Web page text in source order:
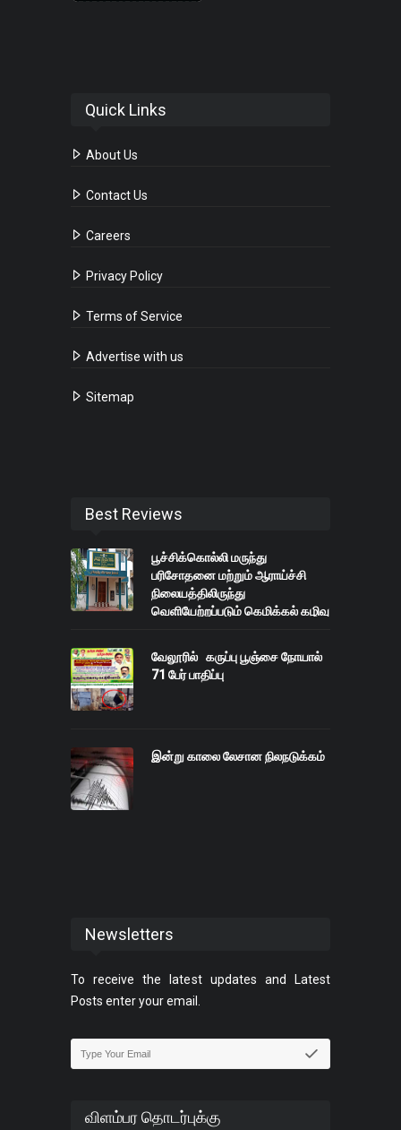
Quick Links
About Us
Contact Us
Careers
Privacy Policy
Terms of Service
Advertise with us
Sitemap
Best Reviews
பூச்சிக்கொல்லி மருந்து
பரிசோதனை மற்றும் ஆராய்ச்சி
நிலையத்திலிருந்து
வெளியேற்றப்படும் கெமிக்கல் கழிவு
வேலூரில் கருப்பு பூஞ்சை நோயால்
71 பேர் பாதிப்பு
இன்று காலை லேசான நிலநடுக்கம்
Newsletters
To receive the latest updates and Latest
Posts enter your email.
விளம்பர தொடர்புக்கு